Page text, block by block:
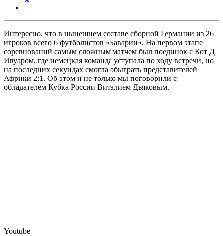
Интересно, что в нынешнем составе сборной Германии из 26
игроков всего 6 футболистов «Баварии». На первом этапе
соревнований самым сложным матчем был поединок с Кот Д
Ивуаром, где немецкая команда уступала по ходу встречи, но
на последних секундах смогла обыграть представителей
Африки 2:1. Об этом и не только мы поговорили с
обладателем Кубка России Виталием Дьяковым.
Youtube